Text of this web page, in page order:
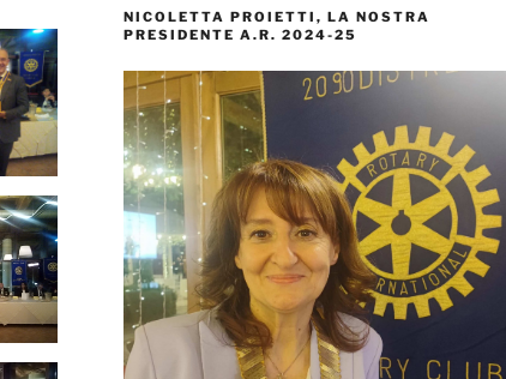
NICOLETTA PROIETTI, LA NOSTRA
PRESIDENTE A.R. 2024-25